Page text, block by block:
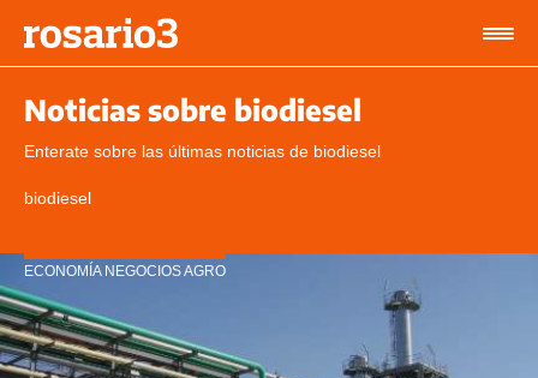
Noticias sobre biodiesel
Enterate sobre las últimas noticias de biodiesel
biodiesel
ECONOMÍA NEGOCIOS AGRO